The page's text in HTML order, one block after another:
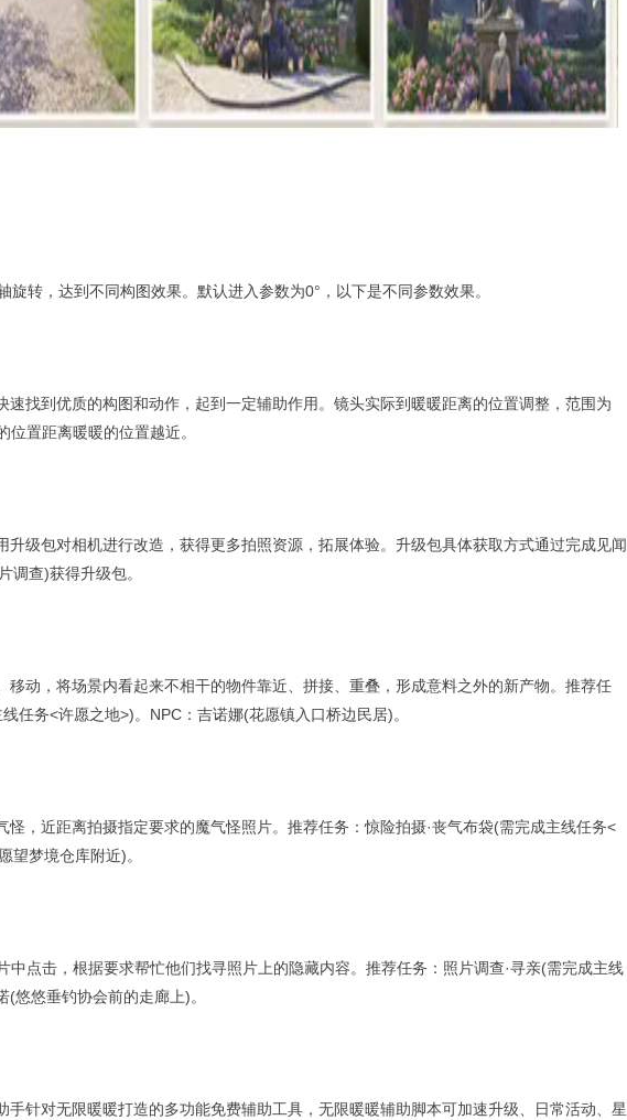
旋转，达到不同构图效果。默认进入参数为0°，以下是不同参数效果。
速找到优质的构图和动作，起到一定辅助作用。镜头实际到暖暖距离的位置调整，范围为
置距离暖暖的位置越近。
升级包对相机进行改造，获得更多拍照资源，拓展体验。升级包具体获取方式通过完成见闻
调查)获得升级包。
移动，将场景内看起来不相干的物件靠近、拼接、重叠，形成意料之外的新产物。推荐任
任务<许愿之地>)。NPC：吉诺娜(花愿镇入口桥边民居)。
怪，近距离拍摄指定要求的魔气怪照片。推荐任务：惊险拍摄·丧气布袋(需完成主线任务<
望梦境仓库附近)。
中点击，根据要求帮忙他们找寻照片上的隐藏内容。推荐任务：照片调查·寻亲(需完成主线
悠悠垂钓协会前的走廊上)。
手针对无限暖暖打造的多功能免费辅助工具，无限暖暖辅助脚本可加速升级、日常活动、星